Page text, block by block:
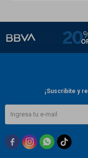
¡Suscribite y
  